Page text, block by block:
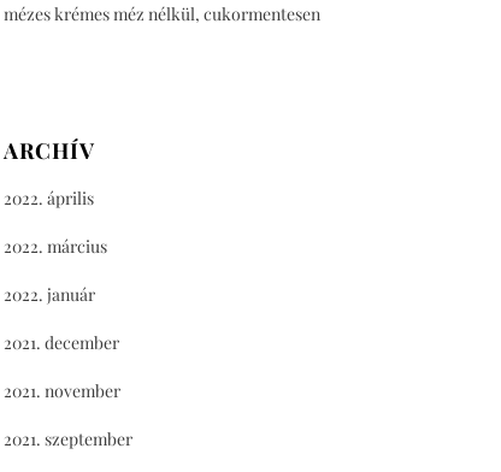
mézes krémes méz nélkül, cukormentesen
ARCHÍV
2022. április
2022. március
2022. január
2021. december
2021. november
2021. szeptember